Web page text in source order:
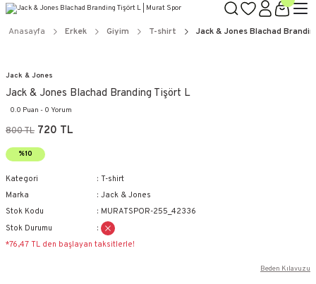
Anasayfa Erkek Giyim T-shirt Jack & Jones Blachad
Jack & Jones
Jack & Jones Blachad Branding Tişört L
0.0 Puan - 0 Yorum
800 TL 720 TL
%10
Kategori
T-shirt
Marka
Jack & Jones
Stok Kodu
MURATSPOR-255_42336
Stok Durumu
*76,47 TL den başlayan taksitlerle!
Beden Kılavuzu